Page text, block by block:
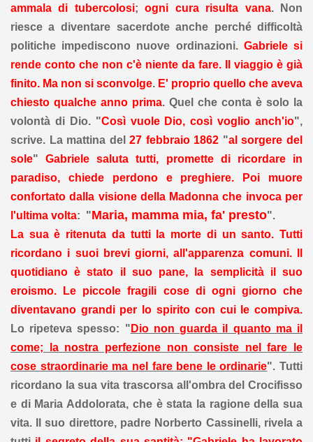
ammala di tubercolosi;ogni cura risulta vana. Non
riesce a diventare sacerdote anche perché difficoltà
politiche impediscono nuove ordinazioni. Gabriele si
rende conto che non c'è niente da fare. Il viaggio è già
finito. Ma non si sconvolge. E' proprio quello che aveva
chiesto qualche anno prima. Quel che conta è solo la
volontà di Dio. "Così vuole Dio, così voglio anch'io",
scrive. La mattina del27 febbraio 1862 "al sorgere del
sole"Gabriele saluta tutti, promette di ricordare in
paradiso, chiede perdono e preghiere. Poi muore
confortato dalla visione della Madonna che invoca per
l'ultima volta: "Maria, mamma mia, fa' presto".
La sua è ritenuta da tutti la morte di un santo. Tutti
ricordano i suoi brevi giorni, all'apparenza comuni. Il
quotidiano è stato il suo pane, la semplicità il suo
eroismo. Le piccole fragili cose di ogni giorno che
diventavano grandi per lo spirito con cui le compiva.
Lo ripeteva spesso: " Dio non guarda il quanto ma il
come; la nostra perfezione non consiste nel fare le
cose straordinarie ma nel fare bene le ordinarie". Tutti
ricordano la sua vita trascorsa all'ombra del Crocifisso
e di Maria Addolorata, che è stata la ragione della sua
vita. Il suo direttore, padre Norberto Cassinelli, rivela a